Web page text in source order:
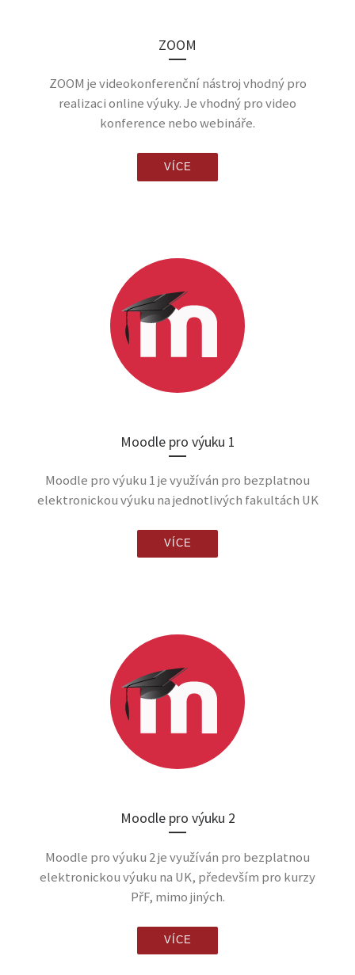
ZOOM
ZOOM je videokonferenční nástroj vhodný pro
realizaci online výuky. Je vhodný pro video
konference nebo webináře.
VÍCE
Moodle pro výuku 1
Moodle pro výuku 1 je využíván pro bezplatnou
elektronickou výuku na jednotlivých fakultách UK
VÍCE
Moodle pro výuku 2
Moodle pro výuku 2 je využíván pro bezplatnou
elektronickou výuku na UK, především pro kurzy
PřF, mimo jiných.
VÍCE